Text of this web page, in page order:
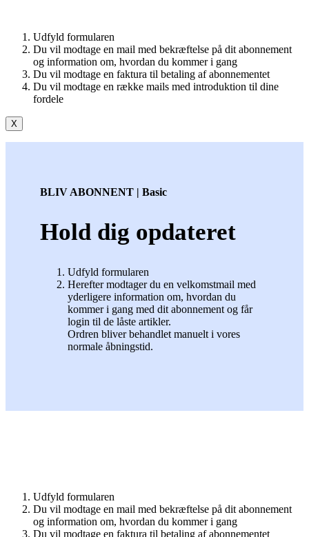
Udfyld formularen
Du vil modtage en mail med bekræftelse på dit abonnement
og information om, hvordan du kommer i gang
Du vil modtage en faktura til betaling af abonnementet
Du vil modtage en række mails med introduktion til dine
fordele
X
BLIV ABONNENT | Basic
Hold dig opdateret
Udfyld formularen
Herefter modtager du en velkomstmail med
yderligere information om, hvordan du
kommer i gang med dit abonnement og får
login til de låste artikler.
Ordren bliver behandlet manuelt i vores
normale åbningstid.
Udfyld formularen
Du vil modtage en mail med bekræftelse på dit abonnement
og information om, hvordan du kommer i gang
Du vil modtage en faktura til betaling af abonnementet